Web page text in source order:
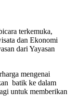
terkemuka,
dan Ekonomi
dari Yayasan
mengenai
batik ke dalam
untuk memberikan